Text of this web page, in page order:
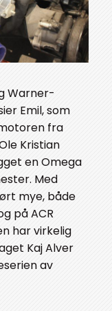
Warner-
Emil, som
fra
Kristian
en Omega
Med
mye, både
på ACR
har virkelig
Kaj Alver
av